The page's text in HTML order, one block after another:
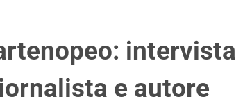
intervista
e autore